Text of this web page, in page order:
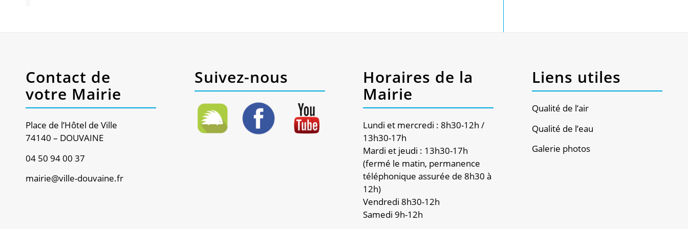
Contact de
votre Mairie
Place de l’Hôtel de Ville
74140 – DOUVAINE
04 50 94 00 37
mairie@ville-douvaine.fr
Suivez-nous
Horaires de la
Mairie
Lundi et mercredi : 8h30-12h /
13h30-17h
Mardi et jeudi : 13h30-17h
(fermé le matin, permanence
téléphonique assurée de 8h30 à
12h)
Vendredi 8h30-12h
Samedi 9h-12h
Liens utiles
Qualité de l’air
Qualité de l’eau
Galerie photos